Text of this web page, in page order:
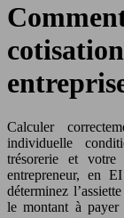
Calculer
individuelle
trésorerie et
entrepreneur, en
déterminez
le montant à payer